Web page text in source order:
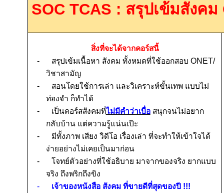
SOC TCAS : สรุปเข้มสังคม
สิ่งที่จะได้จากคอร์สนี้
-
สรุปเข้มเนื้อหา สังคม ทั้งหมดที่ใช้ออกสอบ ONET/
วิชาสามัญ
-
สอนโดยใช้การเล่า และวิเคราะห์ขั้นเทพ แบบไม่
ท่องจำ ก็ทำได้
-
เป็นคอร์สสังคมที่ไม่มีคำว่าเบื่อ สนุกจนไม่อยาก
กลับบ้าน แต่ความรู้แน่นเป๊ะ
-
มีทั้งภาพ เสียง วิดีโอ เรื่องเล่า ที่จะทำให้เข้าใจได้
ง่ายอย่างไม่เคยเป็นมาก่อน
-
โจทย์ตัวอย่างที่ใช้อธิบาย มาจากของจริง ยากแบบ
จริง ถึงพริกถึงขิง
-
เจ้าของหนังสือ สังคม ที่ขายดีที่สุดของปี !!!